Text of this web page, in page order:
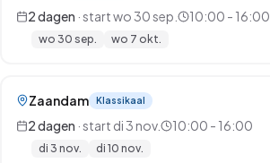
2dagen · startwo 30 sep. 10:00 - 16:00
wo 30 sep. wo 7 okt.
Zaandam Klassikaal
2dagen · start di 3 nov. 10:00 - 16:00
di 3 nov. di 10 nov.